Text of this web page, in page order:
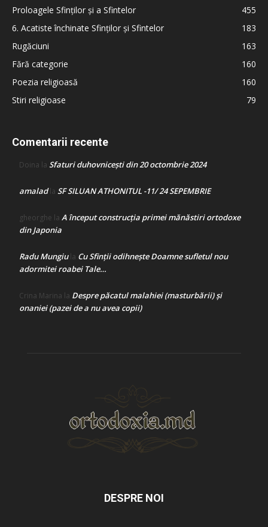
Proloagele Sfinților și a Sfintelor
455
6. Acatiste închinate Sfinților și Sfintelor
183
Rugăciuni
163
Fără categorie
160
Poezia religioasă
160
Stiri religioase
79
Comentarii recente
Doina la Sfaturi duhovnicești din 20 octombrie 2024
amaladla SF SILUAN ATHONITUL -11/ 24 SEPEMBRIE
gheorghe la A început construcţia primei mănăstiri ortodoxe
din Japonia
Radu Mungiula Cu Sfinții odihnește Doamne sufletul nou
adormitei roabei Tale…
Crina Marina la Despre păcatul malahiei (masturbării) şi
onaniei (pazei de a nu avea copii)
DESPRE NOI